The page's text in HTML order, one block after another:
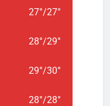
27°/27°
28°/29°
29°/30°
28°/28°